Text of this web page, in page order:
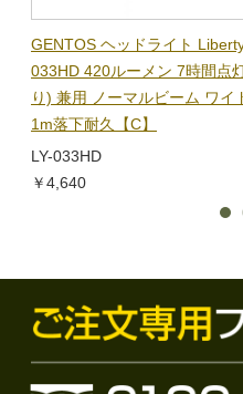
GENTOS ヘッドライト
033HD 420ルーメン 7時間点
り) 兼用 ノーマルビーム ワ
1m落下耐久【C】
LY-033HD
￥4,640